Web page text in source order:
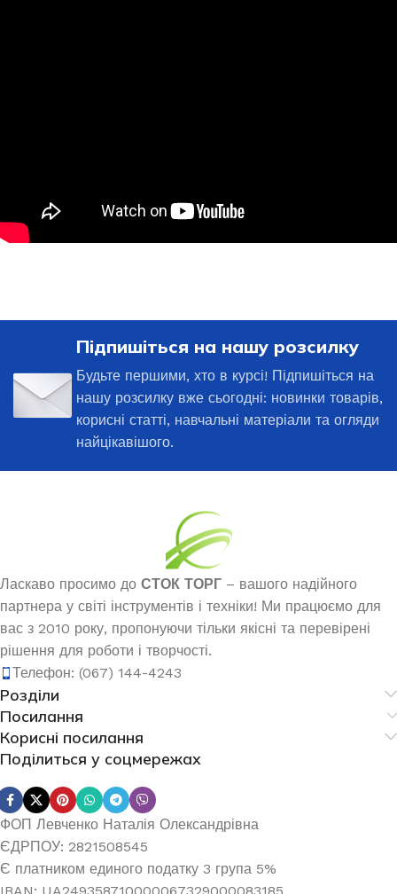
Підпишіться на нашу розсилку
Будьте першими, хто в курсі! Підпишіться на
нашу розсилку вже сьогодні: новинки товарів,
корисні статті, навчальні матеріали та огляди
найцікавішого.
Ласкаво просимо до СТОК ТОРГ – вашого надійного
партнера у світі інструментів і техніки! Ми працюємо для
вас з 2010 року, пропонуючи тільки якісні та перевірені
рішення для роботи і творчості.
Телефон: (067) 144-4243
Розділи
Посилання
Корисні посилання
Поділиться у соцмережах
ФОП Левченко Наталія Олександрівна
ЄДРПОУ: 2821508545
Є платником единого податку 3 група 5%